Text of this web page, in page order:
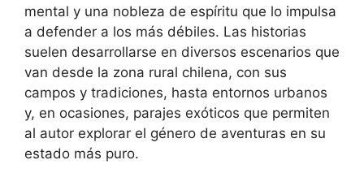
mental y una nobleza de espíritu que lo impulsa
a defender a los más débiles. Las historias
suelen desarrollarse en diversos escenarios que
van desde la zona rural chilena, con sus
campos y tradiciones, hasta entornos urbanos
y, en ocasiones, parajes exóticos que permiten
al autor explorar el género de aventuras en su
estado más puro.